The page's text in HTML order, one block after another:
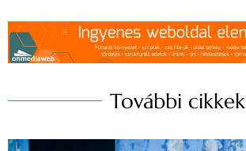
További cikkek